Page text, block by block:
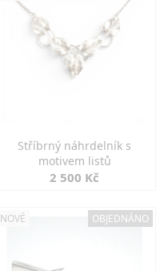
Stříbrný náhrdelník s
motivem listů
2 500 Kč
NOVÉ OBJEDNÁNO